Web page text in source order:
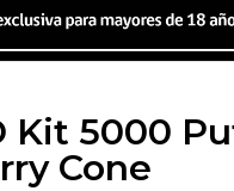
Kit 5000
Cone